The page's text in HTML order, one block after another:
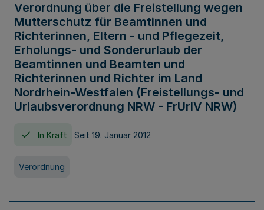
Verordnung über die Freistellung wegen
Mutterschutz für Beamtinnen und
Richterinnen, Eltern - und Pflegezeit,
Erholungs- und Sonderurlaub der
Beamtinnen und Beamten und
Richterinnen und Richter im Land
Nordrhein-Westfalen (Freistellungs- und
Urlaubsverordnung NRW - FrUrlV NRW)
In Kraft Seit 19. Januar 2012
Verordnung